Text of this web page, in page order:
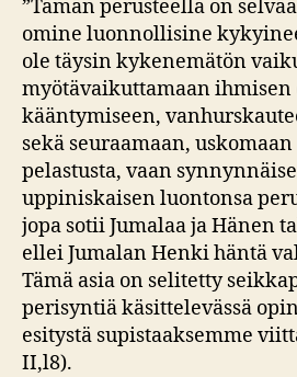
”Tämän perusteella on
omine luonnollisine
ole täysin kykenemätön
myötävaikuttamaan ihmisen
kääntymiseen,
sekä seuraamaan,
pelastusta, vaan
uppiniskaisen luontonsa
jopa sotii Jumalaa ja Hänen
ellei Jumalan Henki häntä
Tämä asia on selitetty
perisyntiä käsittelevässä
esitystä supistaaksemme
II,l8).